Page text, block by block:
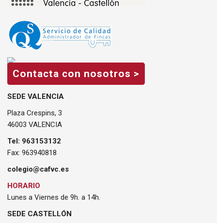
Contacta con nosotros >
SEDE VALENCIA
Plaza Crespins, 3
46003 VALENCIA
Tel: 963153132
Fax: 963940818
colegio@cafvc.es
HORARIO
Lunes a Viernes de 9h. a 14h.
SEDE CASTELLÓN